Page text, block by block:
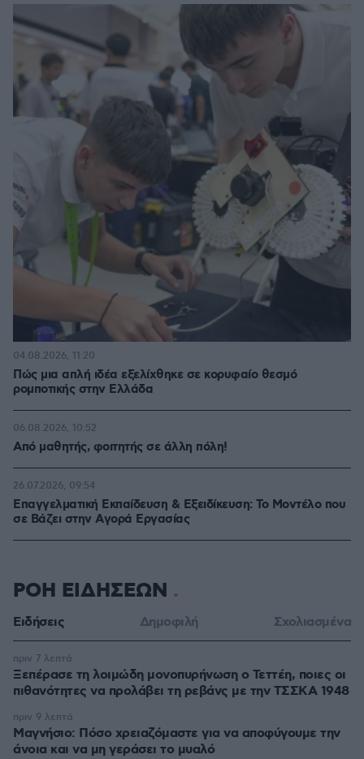
Πώς μια απλή ιδέα εξελίχθηκε σε κορυφαίο θεσμό
ρομποτικής στην Ελλάδα
04.08.2026, 11:20
Από μαθητής, φοιτητής σε άλλη πόλη!
06.08.2026, 10:52
Επαγγελματική Εκπαίδευση & Εξειδίκευση: Το Mοντέλο που
σε Bάζει στην Aγορά Eργασίας
26.07.2026, 09:54
ΡΟΗ ΕΙΔΗΣΕΩΝ
Ειδήσεις Δημοφιλή Σχολιασμένα
Ξεπέρασε τη λοιμώδη μονοπυρήνωση ο Τεττέη, ποιες οι
πιθανότητες να προλάβει τη ρεβάνς με την ΤΣΣΚΑ 1948
πριν 7 λεπτά
Μαγνήσιο: Πόσο χρειαζόμαστε για να αποφύγουμε την
άνοια και να μη γεράσει το μυαλό
πριν 9 λεπτά